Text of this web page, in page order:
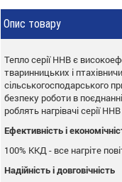
Опис товару
Тепло серії HHB є
тваринницьких і
сільськогосподарського
безпеку роботи в
роблять нагрівачі серії
Ефективність і
100% ККД - все нагріте
Надійність і довговічність